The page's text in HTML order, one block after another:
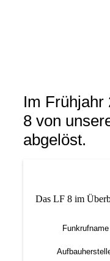
Im Frühjahr
8 von
abgelöst.
Das LF 8 im
Funkrufname